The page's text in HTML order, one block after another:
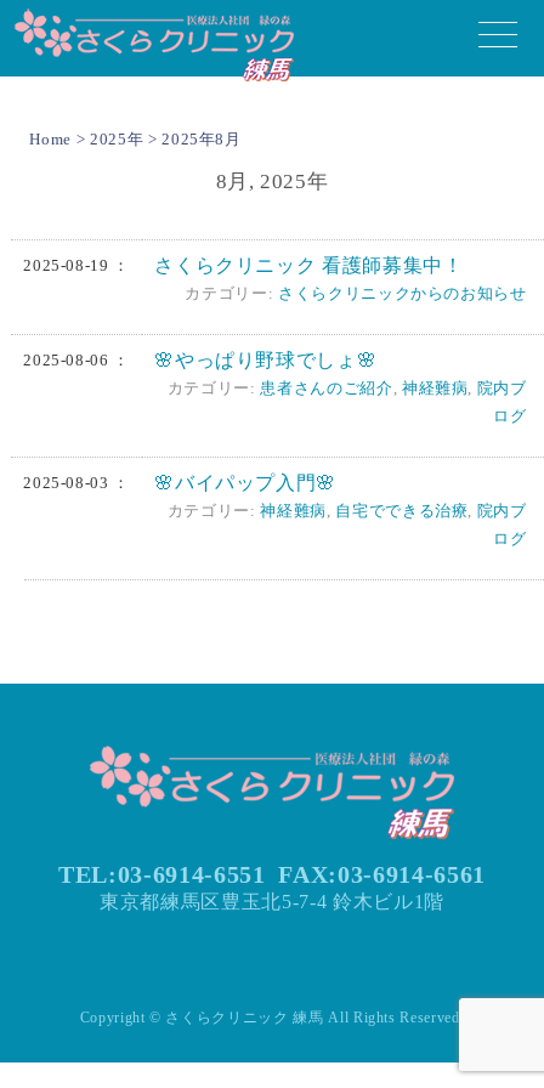
toggle
Home >2025年 > 2025年8月
8月, 2025年
2025-08-19 ： さくらクリニック 看護師募集中！
カテゴリー: さくらクリニックからのお知らせ
2025-08-06 ： 🌸やっぱり野球でしょ🌸
カテゴリー:患者さんのご紹介, 神経難病, 院内ブ
ログ
2025-08-03 ： 🌸バイパップ入門🌸
カテゴリー:神経難病 , 自宅でできる治療, 院内ブ
ログ
TEL:03-6914-6551 FAX:03-6914-6561
東京都練馬区豊玉北5-7-4 鈴木ビル1階
Copyright © さくらクリニック 練馬 All Rights Reserved.